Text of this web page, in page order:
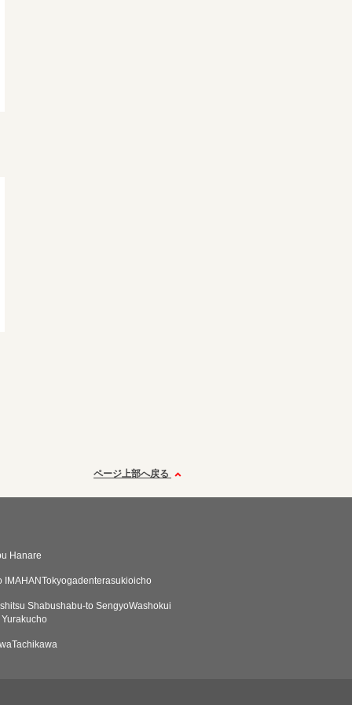
ページ上部へ戻る
Hanare
IMAHANTokyogadenterasukioicho
Shabushabu-to SengyoWashokui